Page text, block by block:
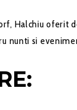
Halchiu oferit
nunti si